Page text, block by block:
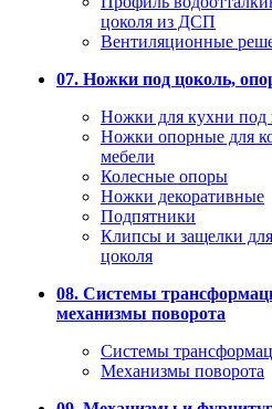
цоколя из ДСП
Вентиляционные
07. Ножки под цоколь,
Ножки для кухни под
Ножки опорные для
мебели
Колесные опоры
Ножки декоративные
Подпятники
Клипсы и защелки
цоколя
08. Системы
механизмы поворота
Системы
Механизмы поворота